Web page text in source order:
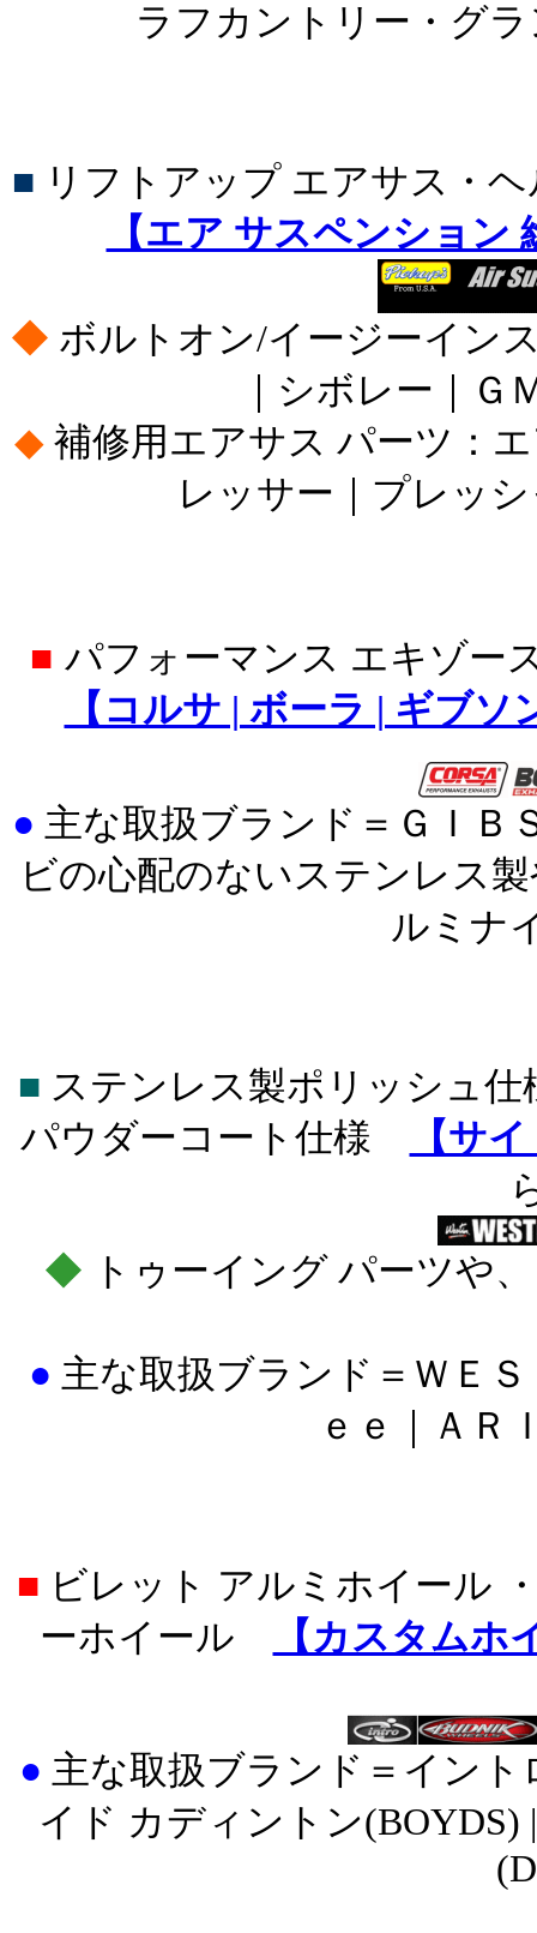
ラフカントリー・グ
■ リフトアップ エアサス・
【エア サスペンション
◆ ボルトオン/イージーイン
｜シボレー｜Ｇ
◆ 補修用エアサス パーツ：
レッサー｜プレッ
■ パフォーマンス エキゾー
【コルサ | ボーラ | ギブ
● 主な取扱ブランド＝ＧＩＢ
ビの心配のないステンレス
ルミナ
■ ステンレス製ポリッシュ
パウダーコート仕様
【サ
◆ トゥーイング パーツや
● 主な取扱ブランド＝ ＷＥ
ｅｅ｜ＡＲ
■ ビレット アルミホイール
ーホイール
【カスタム
● 主な取扱ブランド＝イント
イド カディントン